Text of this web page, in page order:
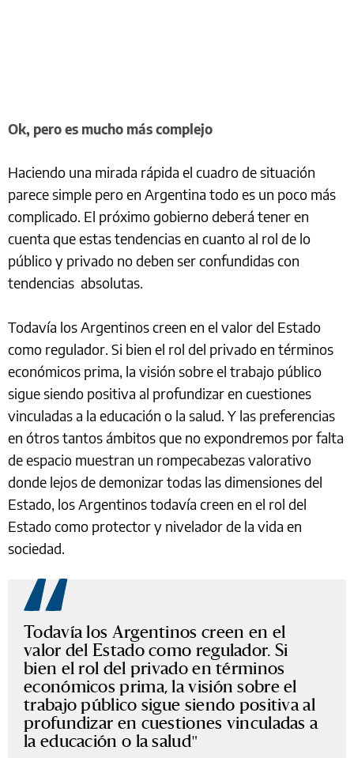
Ok, pero es mucho más complejo
Haciendo una mirada rápida el cuadro de situación
parece simple pero en Argentina todo es un poco más
complicado. El próximo gobierno deberá tener en
cuenta que estas tendencias en cuanto al rol de lo
público y privado no deben ser confundidas con
tendencias absolutas.
Todavía los Argentinos creen en el valor del Estado
como regulador. Si bien el rol del privado en términos
económicos prima, la visión sobre el trabajo público
sigue siendo positiva al profundizar en cuestiones
vinculadas a la educación o la salud. Y las preferencias
en ótros tantos ámbitos que no expondremos por falta
de espacio muestran un rompecabezas valorativo
donde lejos de demonizar todas las dimensiones del
Estado, los Argentinos todavía creen en el rol del
Estado como protector y nivelador de la vida en
sociedad.
Todavía los Argentinos creen en el
valor del Estado como regulador. Si
bien el rol del privado en términos
económicos prima, la visión sobre el
trabajo público sigue siendo positiva al
profundizar en cuestiones vinculadas a
la educación o la salud